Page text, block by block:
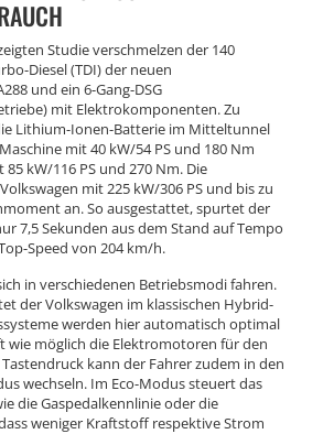
Studie verschmelzen der 140
Diesel (TDI) der neuen
und ein 6-Gang-DSG
mit Elektrokomponenten. Zu
Lithium-Ionen-Batterie im Mitteltunnel
mit 40 kW/54 PS und 180 Nm
kW/116 PS und 270 Nm. Die
mit 225 kW/306 PS und bis zu
an. So ausgestattet, spurtet der
7,5 Sekunden aus dem Stand auf Tempo
Speed von 204 km/h.
in verschiedenen Betriebsmodi fahren.
der Volkswagen im klassischen Hybrid-
werden hier automatisch optimal
wie möglich die Elektromotoren für den
kann der Fahrer zudem in den
wechseln. Im Eco-Modus steuert das
die Gaspedalkennlinie oder die
weniger Kraftstoff respektive Strom